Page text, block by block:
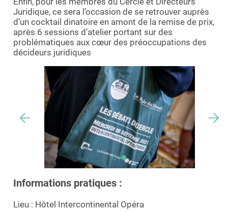
Juridique, ce sera l’occasion de se retrouver auprès
d’un cocktail dinatoire en amont de la remise de prix,
après 6 sessions d’atelier portant sur des
problématiques aux cœur des préoccupations des
décideurs juridiques
Informations pratiques :
Lieu : Hôtel Intercontinental Opéra